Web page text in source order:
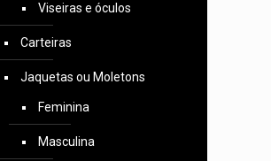
Viseiras e óculos
Carteiras
Jaquetas ou Moletons
Feminina
Masculina